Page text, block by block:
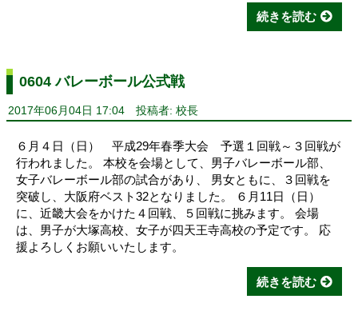
続きを読む
0604 バレーボール公式戦
2017年06月04日 17:04 投稿者: 校長
６月４日（日） 平成29年春季大会 予選１回戦～３回戦が
行われました。 本校を会場として、男子バレーボール部、
女子バレーボール部の試合があり、 男女ともに、３回戦を
突破し、大阪府ベスト32となりました。 ６月11日（日）
に、近畿大会をかけた４回戦、５回戦に挑みます。 会場
は、男子が大塚高校、女子が四天王寺高校の予定です。 応
援よろしくお願いいたします。
続きを読む